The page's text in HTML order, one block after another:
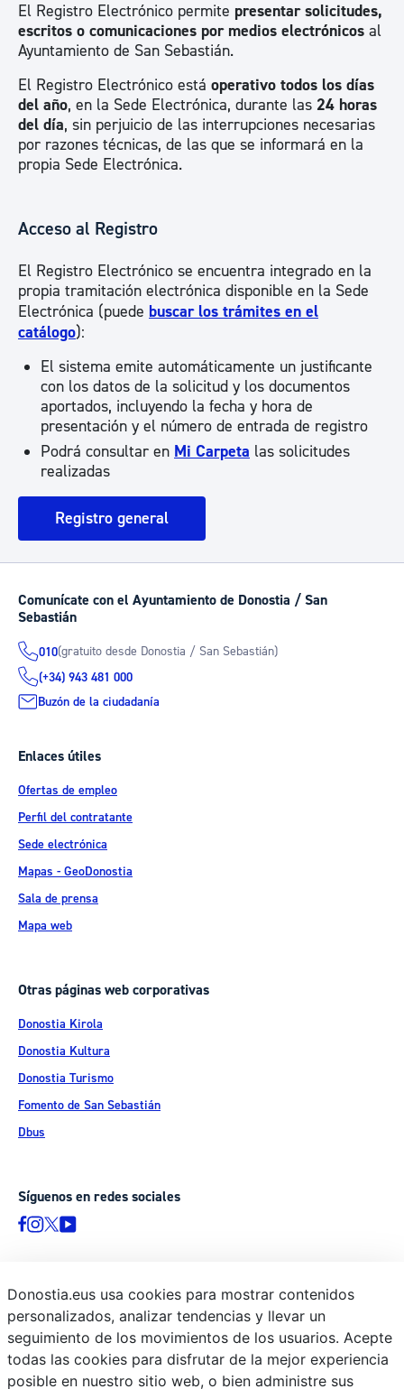
El Registro Electrónico permite presentar solicitudes,
escritos o comunicaciones por medios electrónicos al
Ayuntamiento de San Sebastián.
El Registro Electrónico está operativo todos los días
del año, en la Sede Electrónica, durante las 24 horas
del día, sin perjuicio de las interrupciones necesarias
por razones técnicas, de las que se informará en la
propia Sede Electrónica.
Acceso al Registro
El Registro Electrónico se encuentra integrado en la
propia tramitación electrónica disponible en la Sede
Electrónica (puede buscar los trámites en el
catálogo):
El sistema emite automáticamente un justificante
con los datos de la solicitud y los documentos
aportados, incluyendo la fecha y hora de
presentación y el número de entrada de registro
Podrá consultar en Mi Carpeta las solicitudes
realizadas
Registro general
Comunícate con el Ayuntamiento de Donostia / San
Sebastián
010(gratuito desde Donostia / San Sebastián)
(+34) 943 481 000
Buzón de la ciudadanía
Enlaces útiles
Ofertas de empleo
Perfil del contratante
Sede electrónica
Mapas - GeoDonostia
Sala de prensa
Mapa web
Otras páginas web corporativas
Donostia Kirola
Donostia Kultura
Donostia Turismo
Fomento de San Sebastián
Dbus
Síguenos en redes sociales
© Donostiako Udala - Ayuntamiento de Donostia / San Sebastián
Ijentea 1, 20003 Donostia / San Sebastián
Aviso legal
Política de privacidad
Donostia.eus usa cookies para mostrar contenidos
personalizados, analizar tendencias y llevar un
seguimiento de los movimientos de los usuarios. Acepte
todas las cookies para disfrutar de la mejor experiencia
posible en nuestro sitio web, o bien administre sus